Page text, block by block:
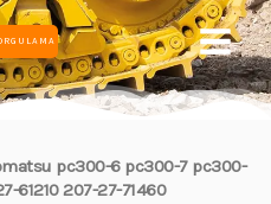
ANA
pc300-6 pc300-7 pc300-
61210 207-27-71460